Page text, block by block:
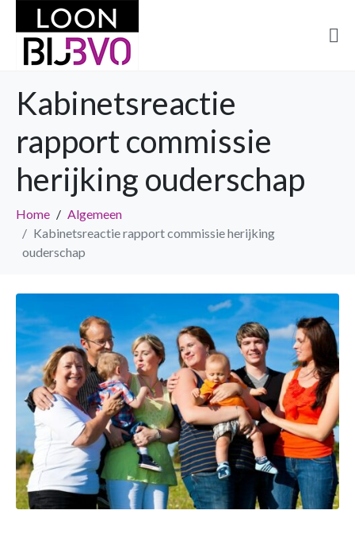
Kabinetsreactie
rapport commissie
herijking ouderschap
Home
Algemeen
Kabinetsreactie rapport commissie herijking
ouderschap